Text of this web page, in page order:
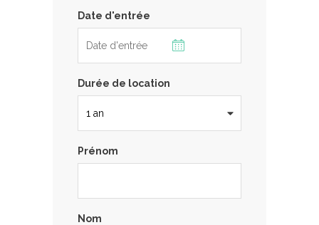
Date d'entrée
Durée de location
Prénom
Nom